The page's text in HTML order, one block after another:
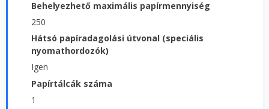
Behelyezhető maximális papírmennyiség
250
Hátsó papíradagolási útvonal (speciális
nyomathordozók)
Igen
Papírtálcák száma
1